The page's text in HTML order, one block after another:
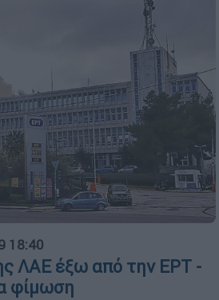
18:40
ΛΑΕ έξω από την ΕΡΤ -
φίμωση